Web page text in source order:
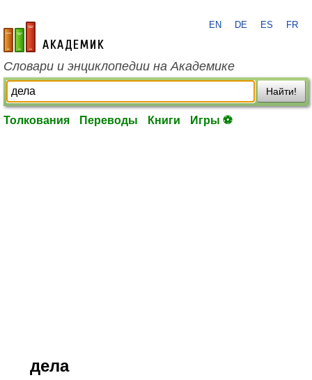
academic.ru
EN DE ES FR
Словари и энциклопедии на Академике
Найти!
Толкования Переводы Книги Игры ⚽
дела